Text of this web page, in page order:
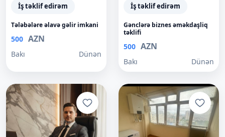
İş təklif edirəm
Tələbələre əlavə gəlir imkani
500 AZN
Bakı Dünən
İş təklif edirəm
Gənclərə biznes əməkdaşliq
təklifi
500 AZN
Bakı Dünən